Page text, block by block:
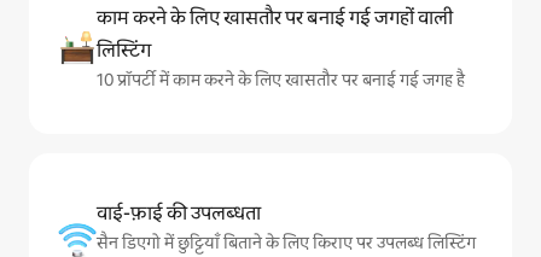
काम करने के लिए खासतौर पर बनाई गई जगहों वाली
लिस्टिंग
10 प्रॉपर्टी में काम करने के लिए खासतौर पर बनाई गई जगह है
वाई-फ़ाई की उपलब्धता
सैन डिएगो में छुट्टियाँ बिताने के लिए किराए पर उपलब्ध लिस्टिंग